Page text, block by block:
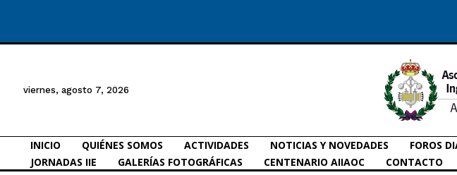
viernes, agosto 7, 2026
INICIO QUIÉNES SOMOS ACTIVIDADES NOTICIAS Y NOVEDADES FOROS
JORNADAS IIE
GALERÍAS FOTOGRÁFICAS CENTENARIO AIIAOC CONTACTO